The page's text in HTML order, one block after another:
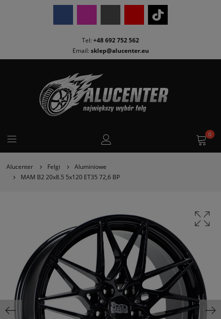
Tel: +48 692 752 562
Email: sklep@alucenter.eu
0
Alucenter Felgi
Aluminiowe
MAM B2 20x8.5 5x120 ET35 72,6 BP